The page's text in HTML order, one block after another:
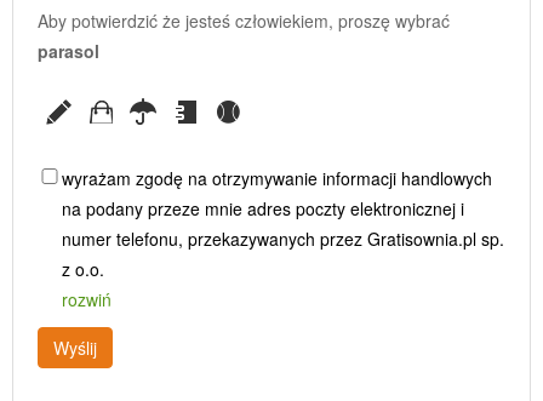
Aby potwierdzić że jesteś człowiekiem, proszę wybrać
parasol
wyrażam zgodę na otrzymywanie informacji handlowych
na podany przeze mnie adres poczty elektronicznej i
numer telefonu, przekazywanych przez Gratisownia.pl sp.
z o.o.
rozwiń
Wyślij